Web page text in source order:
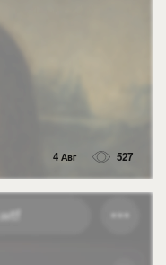
4 Авг 527